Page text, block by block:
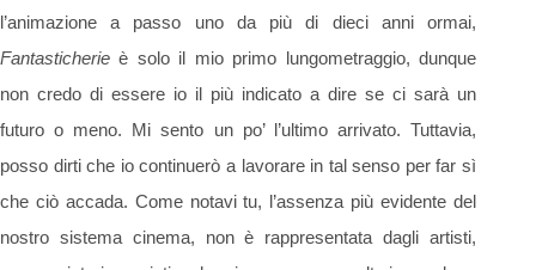
l’animazione a passo uno da più di dieci anni ormai,
Fantasticherie è solo il mio primo lungometraggio, dunque
non credo di essere io il più indicato a dire se ci sarà un
futuro o meno. Mi sento un po’ l’ultimo arrivato. Tuttavia,
posso dirti che io continuerò a lavorare in tal senso per far sì
che ciò accada. Come notavi tu, l’assenza più evidente del
nostro sistema cinema, non è rappresentata dagli artisti,